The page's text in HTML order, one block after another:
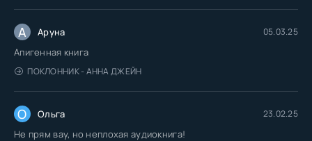
А Аруна 05.03.25
Апигенная книга
ПОКЛОННИК - АННА ДЖЕЙН
О Ольга 23.02.25
Не прям вау, но неплохая аудиокнига!